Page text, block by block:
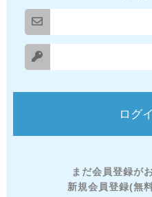
まだ会員登録が
新規会員登録(無